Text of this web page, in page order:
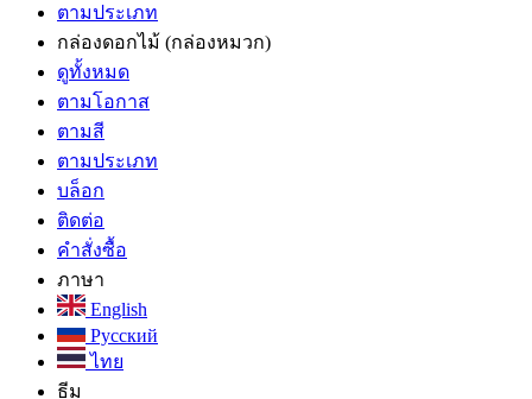
ตามประเภท
กล่องดอกไม้ (กล่องหมวก)
ดูทั้งหมด
ตามโอกาส
ตามสี
ตามประเภท
บล็อก
ติดต่อ
คำสั่งซื้อ
ภาษา
English
Русский
ไทย
ธีม